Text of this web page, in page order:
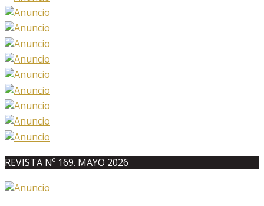
REVISTA Nº 169. MAYO 2026